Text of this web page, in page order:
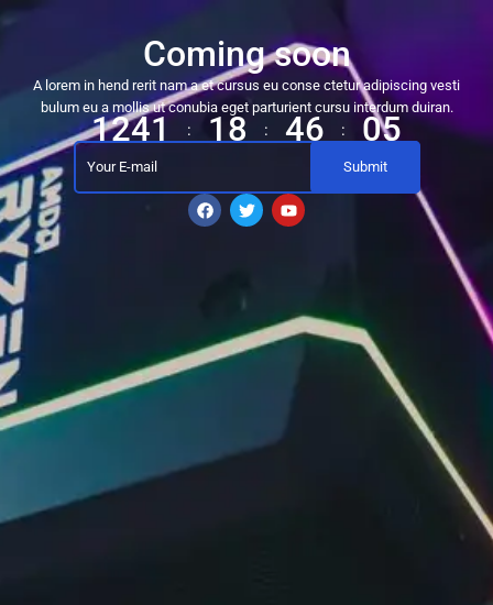
Coming soon
A lorem in hend rerit nam a et cursus eu conse ctetur adipiscing vesti
bulum eu a mollis ut conubia eget parturient cursu interdum duiran.
1241 : 18 : 46 : 05